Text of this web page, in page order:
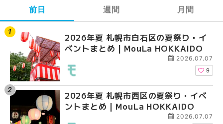
前日
2026年夏 札幌市白石区の夏祭り・イ
ベントまとめ | MouLa HOKKAIDO
2026.07.07
9
2026年夏 札幌市西区の夏祭り・イベ
ントまとめ | MouLa HOKKAIDO
2026.07.07
週間
2026年夏 札幌市西区
ントまとめ | MouLa
【2026年最新】札幌
ガーデン｜オープン日
大通公園から穴場テ
月間
【2026年最新】札幌
ガーデン｜オープン日
大通公園から穴場テ
2026年夏 札幌市北区
ントまとめ | MouLa